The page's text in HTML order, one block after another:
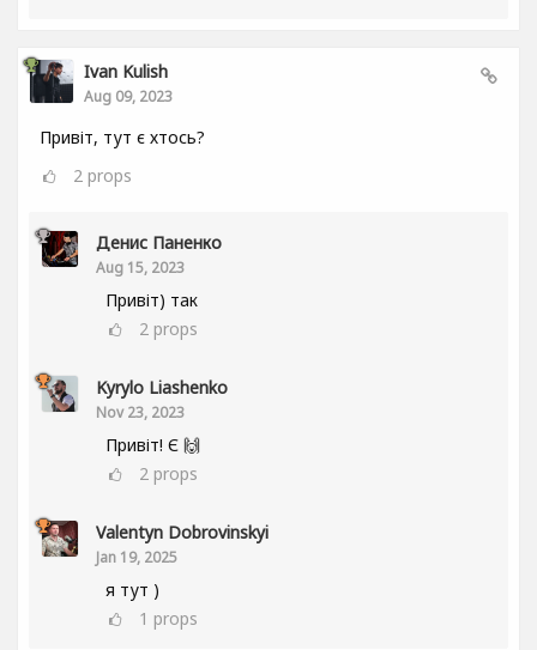
Ivan Kulish
Aug 09, 2023
Привіт, тут є хтось?
2 props
Денис Паненко
Aug 15, 2023
Привіт) так
2 props
Kyrylo Liashenko
Nov 23, 2023
Привіт! Є 🙌
2 props
Valentyn Dobrovinskyi
Jan 19, 2025
я тут )
1 props